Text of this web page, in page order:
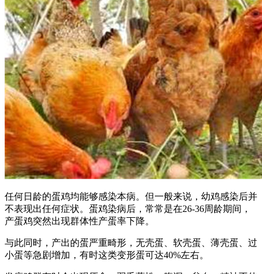
任何日龄的蛋鸡均能够感染本病。但一般来说，幼鸡感染后并
不表现出任何症状。蛋鸡染病后，常常是在26-36周龄期间，
产蛋鸡突然出现群体性产蛋率下降。
与此同时，产出的蛋严重畸形，无壳蛋、软壳蛋、薄壳蛋、过
小蛋等急剧增加，有时这类变形蛋可达40%左右。